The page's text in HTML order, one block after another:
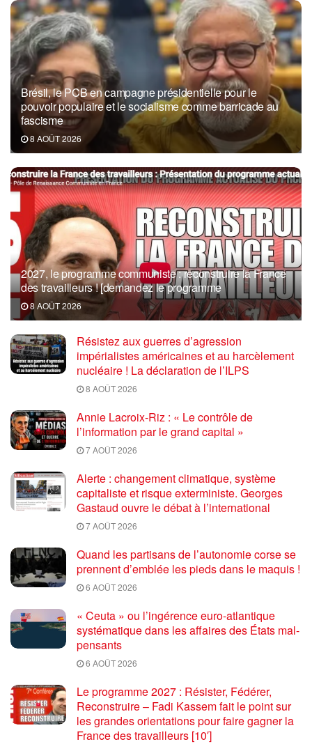
Brésil, le PCB en campagne présidentielle pour le
pouvoir populaire et le socialisme comme barricade au
fascisme
8 AOÛT 2026
2027, le programme communiste : reconstruire la France
des travailleurs ! [demandez le programme
8 AOÛT 2026
Résistez aux guerres d’agression
impérialistes américaines et au harcèlement
nucléaire ! La déclaration de l’ILPS
8 AOÛT 2026
Annie Lacroix-Riz : « Le contrôle de
l’information par le grand capital »
7 AOÛT 2026
Alerte : changement climatique, système
capitaliste et risque exterministe. Georges
Gastaud ouvre le débat à l’international
7 AOÛT 2026
Quand les partisans de l’autonomie corse se
prennent d’emblée les pieds dans le maquis !
6 AOÛT 2026
« Ceuta » ou l’ingérence euro-atlantique
systématique dans les affaires des États mal-
pensants
6 AOÛT 2026
Le programme 2027 : Résister, Fédérer,
Reconstruire – Fadi Kassem fait le point sur
les grandes orientations pour faire gagner la
France des travailleurs [10′]